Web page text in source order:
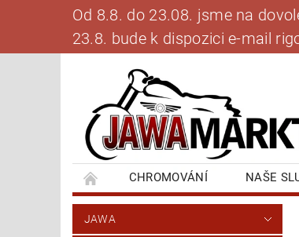
Od 8.8. do 23.08. jsme na
23.8. bude k dispozici e-mail
CHROMOVÁNÍ NAŠE
BANKOVNÍ SPOJENÍ
NAPIŠTE
JAWA